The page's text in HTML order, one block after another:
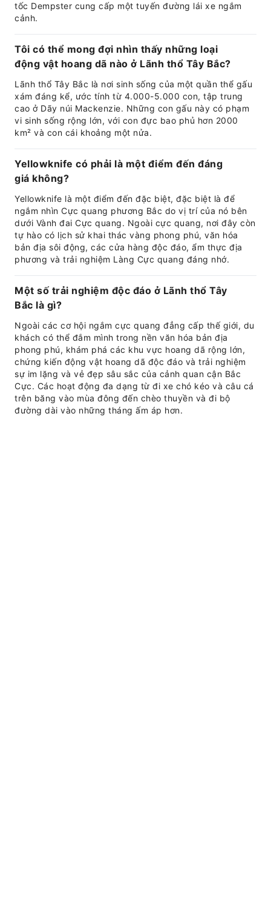
tốc Dempster cung cấp một tuyến đường lái xe ngắm
cảnh.
Tôi có thể mong đợi nhìn thấy những loại
động vật hoang dã nào ở Lãnh thổ Tây Bắc?
Lãnh thổ Tây Bắc là nơi sinh sống của một quần thể gấu
xám đáng kể, ước tính từ 4.000-5.000 con, tập trung
cao ở Dãy núi Mackenzie. Những con gấu này có phạm
vi sinh sống rộng lớn, với con đực bao phủ hơn 2000
km² và con cái khoảng một nửa.
Yellowknife có phải là một điểm đến đáng
giá không?
Yellowknife là một điểm đến đặc biệt, đặc biệt là để
ngắm nhìn Cực quang phương Bắc do vị trí của nó bên
dưới Vành đai Cực quang. Ngoài cực quang, nơi đây còn
tự hào có lịch sử khai thác vàng phong phú, văn hóa
bản địa sôi động, các cửa hàng độc đáo, ẩm thực địa
phương và trải nghiệm Làng Cực quang đáng nhớ.
Một số trải nghiệm độc đáo ở Lãnh thổ Tây
Bắc là gì?
Ngoài các cơ hội ngắm cực quang đẳng cấp thế giới, du
khách có thể đắm mình trong nền văn hóa bản địa
phong phú, khám phá các khu vực hoang dã rộng lớn,
chứng kiến ​​động vật hoang dã độc đáo và trải nghiệm
sự im lặng và vẻ đẹp sâu sắc của cảnh quan cận Bắc
Cực. Các hoạt động đa dạng từ đi xe chó kéo và câu cá
trên băng vào mùa đông đến chèo thuyền và đi bộ
đường dài vào những tháng ấm áp hơn.